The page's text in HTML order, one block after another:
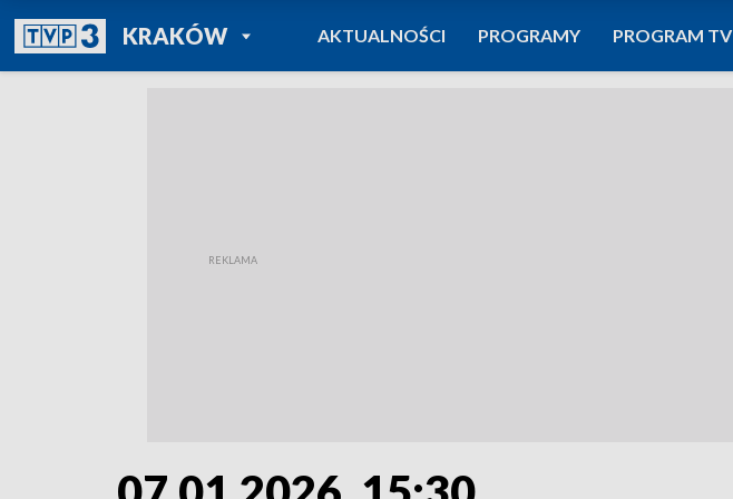
KRAKÓWPOWRÓT DO
TVP REGIONY
AKTUALNOŚCI PROGRAMY PROGRAM TV